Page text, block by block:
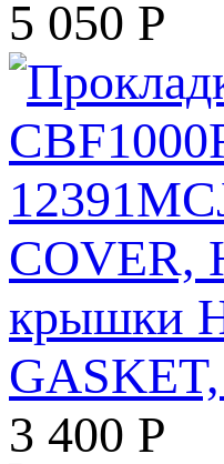
5 050 Р
крышки
3 400 Р